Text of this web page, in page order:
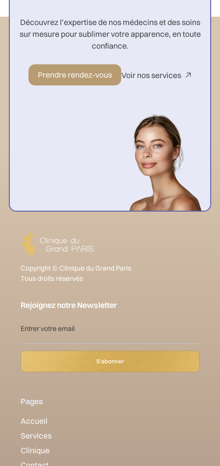
Découvrez l’expertise de nos médecins et des soins
sur mesure pour sublimer votre apparence, en toute
confiance.
Prendre rendez-vous Voir nos services 
Copyright © Clinique du Grand Paris
Tous droits réservés
Rejoignez notre Newsletter
Pages
Accueil
Services
Clinique